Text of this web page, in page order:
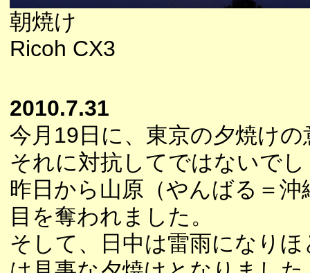
朝焼け
Ricoh CX3
2010.7.31
今月19日に、東京の夕焼け
それに対抗してではないで
昨日から山原（やんばる＝
目を奪われました。
そして、日中は雷雨になり